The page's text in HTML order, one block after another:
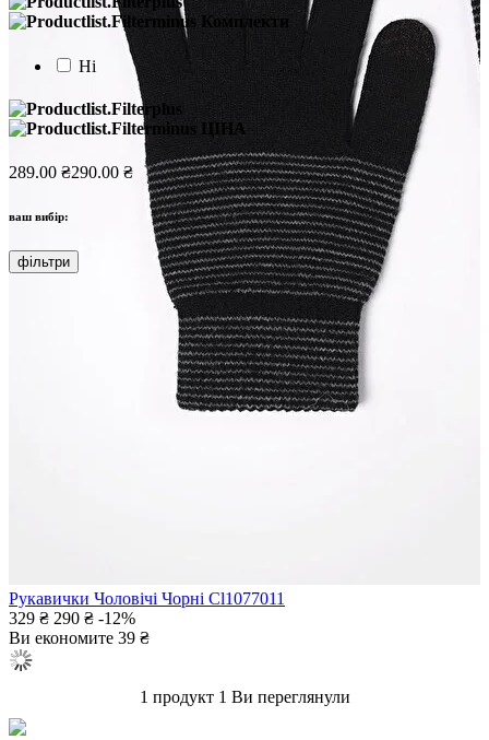
Комплекти
Ні
ЦІНА
289.00 ₴290.00 ₴
ваш вибір:
фільтри
Рукавички Чоловічі Чорні Cl1077011
329 ₴ 290 ₴ -12%
Ви економите 39 ₴
1 продукт 1 Ви переглянули